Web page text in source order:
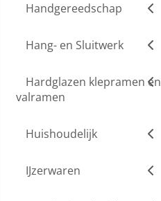
Handgereedschap
Hang- en Sluitwerk
Hardglazen klepramen en
valramen
Huishoudelijk
IJzerwaren